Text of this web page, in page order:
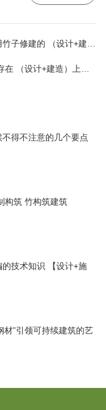
得不注意的几个要点
构筑 竹构筑建筑
技术知识 【设计+施
材”引领可持续建筑的艺